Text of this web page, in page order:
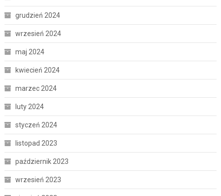
grudzień 2024
wrzesień 2024
maj 2024
kwiecień 2024
marzec 2024
luty 2024
styczeń 2024
listopad 2023
październik 2023
wrzesień 2023